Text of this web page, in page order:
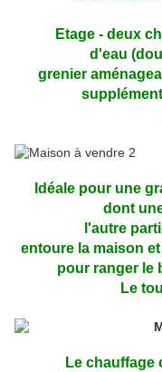
Etage - deux
d'eau
grenier
Idéale pour une
dont
l'autre
entoure la maison
pour ranger le
Le
Le chauffage